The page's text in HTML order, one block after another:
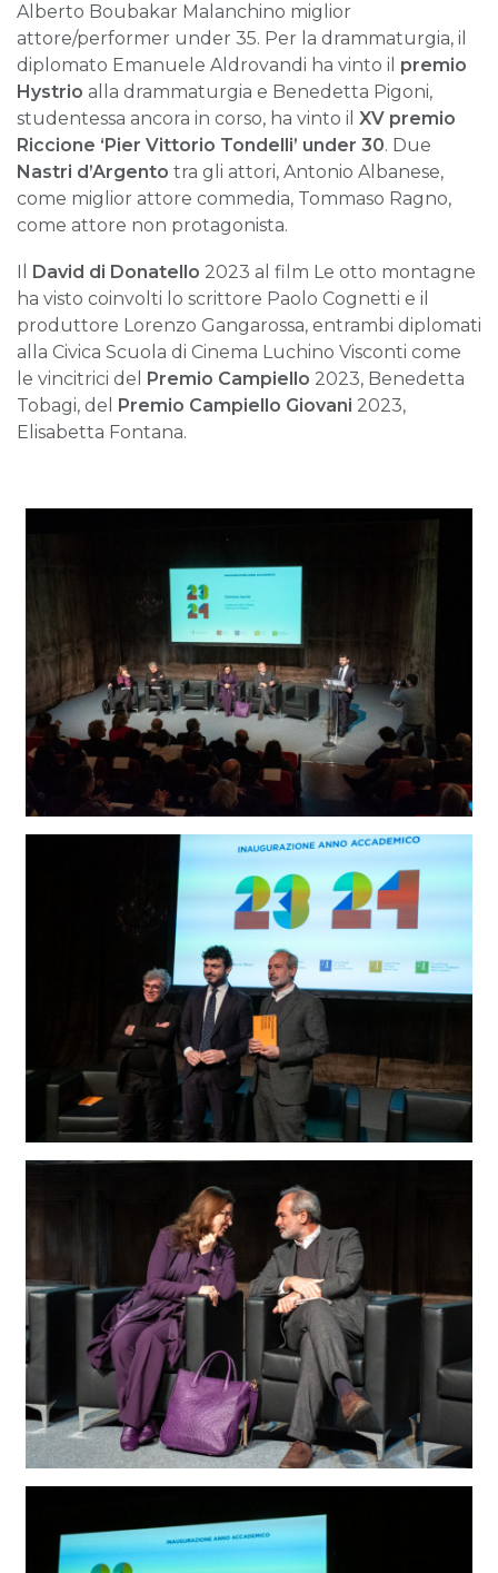
Alberto Boubakar Malanchino miglior
attore/performer under 35. Per la drammaturgia, il
diplomato Emanuele Aldrovandi ha vinto il premio
Hystrio alla drammaturgia e Benedetta Pigoni,
studentessa ancora in corso, ha vinto il XV premio
Riccione ‘Pier Vittorio Tondelli’ under 30. Due
Nastri d’Argento tra gli attori, Antonio Albanese,
come miglior attore commedia, Tommaso Ragno,
come attore non protagonista.
Il David di Donatello 2023 al film Le otto montagne
ha visto coinvolti lo scrittore Paolo Cognetti e il
produttore Lorenzo Gangarossa, entrambi diplomati
alla Civica Scuola di Cinema Luchino Visconti come
le vincitrici del Premio Campiello 2023, Benedetta
Tobagi, del Premio Campiello Giovani 2023,
Elisabetta Fontana.